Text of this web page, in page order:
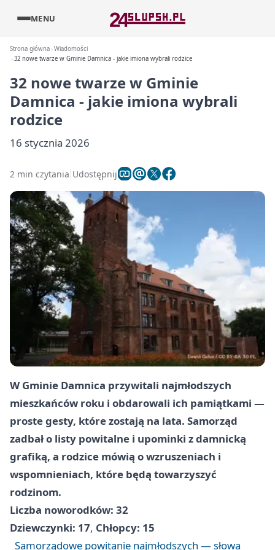
MENU
Strona główna Wiadomości
32 nowe twarze w Gminie Damnica - jakie imiona wybrali rodzice
32 nowe twarze w Gminie
Damnica - jakie imiona wybrali
rodzice
16 stycznia 2026
2 min czytania Udostępnij
W Gminie Damnica przywitali najmłodszych
mieszkańców roku i obdarowali ich pamiątkami —
proste gesty, które zostają na lata. Samorząd
zadbał o listy powitalne i upominki z damnicką
grafiką, a rodzice mówią o wzruszeniach i
wspomnieniach, które będą towarzyszyć
rodzinom.
Liczba noworodków: 32
Dziewczynki: 17, Chłopcy: 15
Samorządowe powitanie najmłodszych — słowa